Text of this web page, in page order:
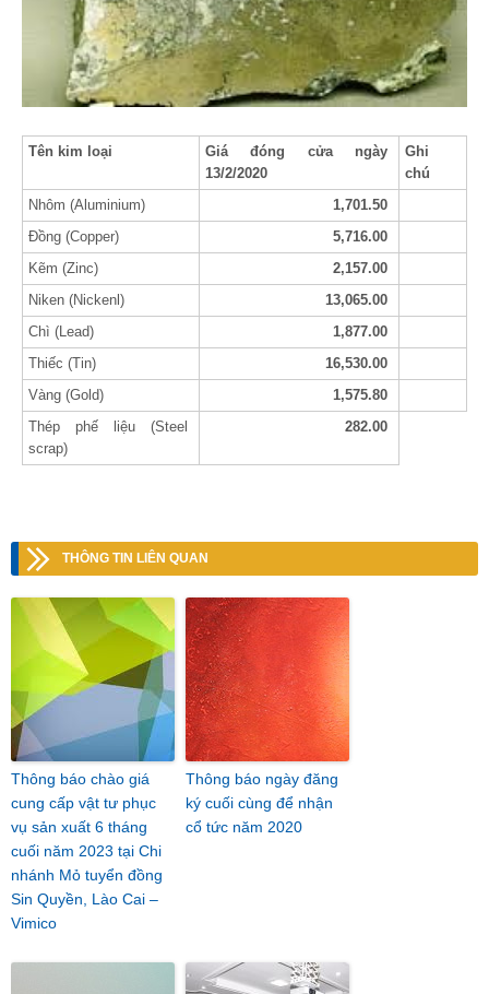
Tên kim loại
Giá đóng cửa ngày
13/2/2020
Ghi
chú
Nhôm (Aluminium)
1,701.50
Đồng (Copper)
5,716.00
Kẽm (Zinc)
2,157.00
Niken (Nickenl)
13,065.00
Chì (Lead)
1,877.00
Thiếc (Tin)
16,530.00
Vàng (Gold)
1,575.80
Thép phế liệu (Steel
scrap)
282.00
THÔNG TIN LIÊN QUAN
Thông báo chào giá
cung cấp vật tư phục
vụ sản xuất 6 tháng
cuối năm 2023 tại Chi
nhánh Mỏ tuyển đồng
Sin Quyền, Lào Cai –
Vimico
Thông báo ngày đăng
ký cuối cùng để nhận
cổ tức năm 2020